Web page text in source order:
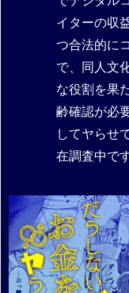
イターの収
つ合法的に
で、同人文
な役割を果
齢確認が必
してヤらせ
在調査中で